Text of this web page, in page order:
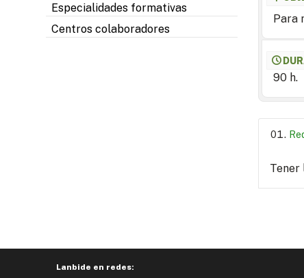
Especialidades formativas
Centros colaboradores
Para
90 h.
Tener
Lanbide en redes: